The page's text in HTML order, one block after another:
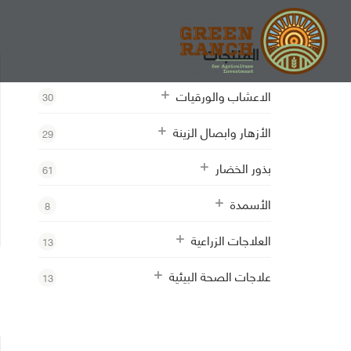
المنتجات
الاعشاب والورقيات 30
الأزهار وابصال الزينة 29
بذور الخضار 61
الأسمدة 8
العلاجات الزراعية 13
علاجات الصحة البيئية 13